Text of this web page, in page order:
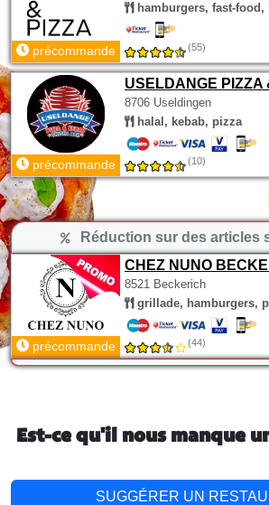
hamburgers, fast-food,
précommande (55)
USELDANGE PIZZA
8706 Useldingen
halal, kebab, pizza
précommande (10)
Réduction sur des articles
CHEZ NUNO
8521 Beckerich
grillade, hamburgers,
précommande (44)
Est-ce qu'il nous manque
SUGGÉRER UN